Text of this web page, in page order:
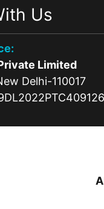
Us
Limited
Delhi-110017